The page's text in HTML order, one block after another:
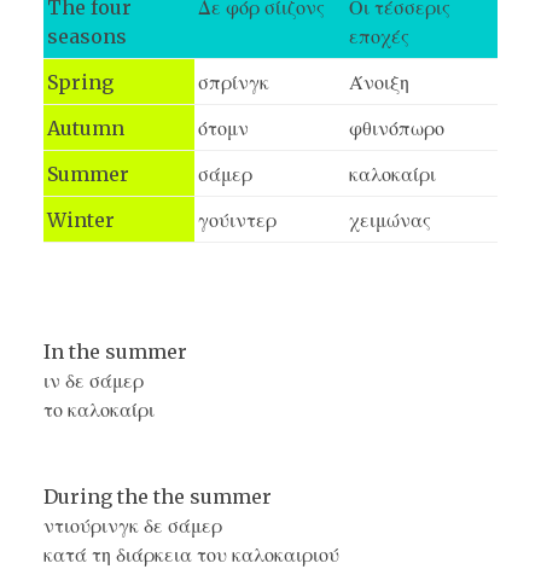
The four
seasons
Δε φόρ σίιζονς
Οι τέσσερις
εποχές
Spring
σπρίνγκ
Άνοιξη
Autumn
ότομν
φθινόπωρο
Summer
σάμερ
καλοκαίρι
Winter
γούιντερ χειμώνας
In the summer
ιν δε σάμερ
το καλοκαίρι
During the the summer
ντιούρινγκ δε σάμερ
κατά τη διάρκεια του καλοκαιριού